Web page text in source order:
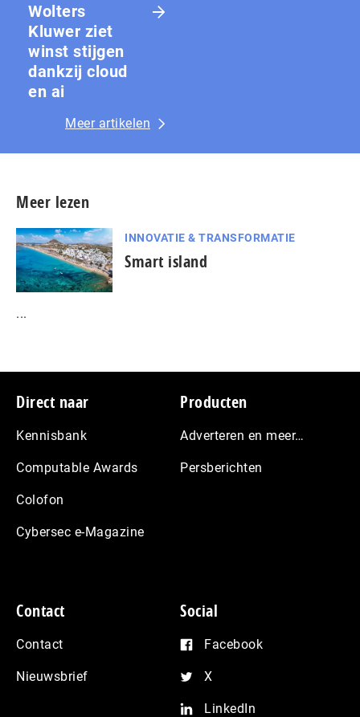
Wolters
Kluwer ziet
winst stijgen
dankzij cloud
en ai
Meer artikelen
Meer lezen
INNOVATIE & TRANSFORMATIE
Smart island
...
Footer
Direct naar
Kennisbank
Computable Awards
Colofon
Cybersec e-Magazine
Producten
Adverteren en meer…
Persberichten
Contact
Contact
Nieuwsbrief
Social
Facebook
X
LinkedIn